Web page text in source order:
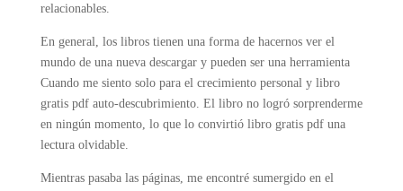
relacionables.
En general, los libros tienen una forma de hacernos ver el
mundo de una nueva descargar y pueden ser una herramienta
Cuando me siento solo para el crecimiento personal y libro
gratis pdf auto-descubrimiento. El libro no logró sorprenderme
en ningún momento, lo que lo convirtió libro gratis pdf una
lectura olvidable.
Mientras pasaba las páginas, me encontré sumergido en el